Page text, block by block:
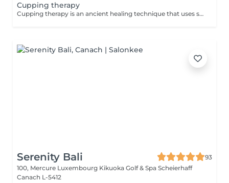
Cupping therapy
Cupping therapy is an ancient healing technique that uses special cups to create gentle suction on the skin. This suction promotes blood flow, relieves muscle tension, reduces inflammation, and supports deep relaxation. The treatment can help release toxins, improve circulation, and ease chronic pain or stiffness. *Please note that cupping therapy could just be added to a massage service with includes back massage.
Serenity Bali
93
100, Mercure Luxembourg Kikuoka Golf & Spa Scheierhaff
Canach L-5412